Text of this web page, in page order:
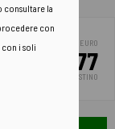
EURO
9.77
PREZZO DI LISTINO
consultare la
con
i soli